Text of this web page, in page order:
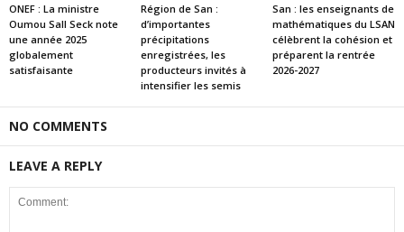
ONEF : La ministre
Oumou Sall Seck note
une année 2025
globalement
satisfaisante
Région de San :
d’importantes
précipitations
enregistrées, les
producteurs invités à
intensifier les semis
San : les enseignants de
mathématiques du LSAN
célèbrent la cohésion et
préparent la rentrée
2026-2027
NO COMMENTS
LEAVE A REPLY